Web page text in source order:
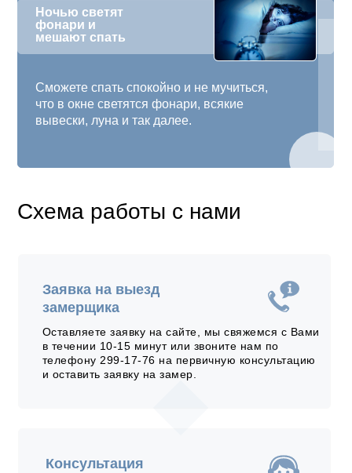
Сможете спать спокойно и не мучиться,
что в окне светятся фонари, всякие
вывески, луна и так далее.
Ночью светят
фонари и
мешают спать
Схема работы с нами
Заявка на выезд
замерщика
Оставляете заявку на сайте, мы свяжемся с Вами
в течении 10-15 минут или звоните нам по
телефону 299-17-76 на первичную консультацию
и оставить заявку на замер.
Консультация